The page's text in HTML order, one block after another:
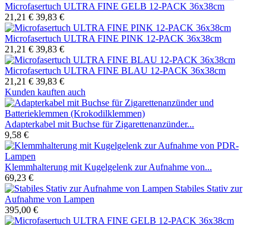
Microfasertuch ULTRA FINE GELB 12-PACK 36x38cm
21,21 € 39,83 €
Microfasertuch ULTRA FINE PINK 12-PACK 36x38cm
21,21 € 39,83 €
Microfasertuch ULTRA FINE BLAU 12-PACK 36x38cm
21,21 € 39,83 €
Kunden kauften auch
Adapterkabel mit Buchse für Zigarettenanzünder...
9,58 €
Klemmhalterung mit Kugelgelenk zur Aufnahme von...
69,23 €
Stabiles Stativ zur
Aufnahme von Lampen
395,00 €